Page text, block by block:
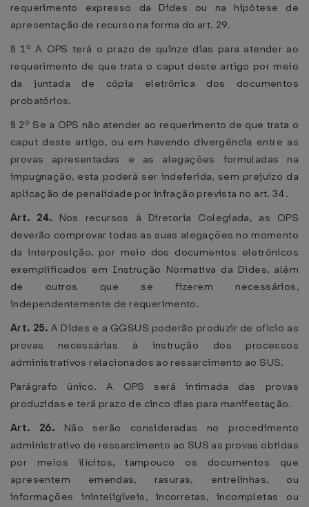
requerimento expresso da Dides ou na hipótese de
apresentação de recurso na forma do art. 29.
§ 1º A OPS terá o prazo de quinze dias para atender ao
requerimento de que trata o caput deste artigo por meio
da juntada de cópia eletrônica dos documentos
probatórios.
§ 2º Se a OPS não atender ao requerimento de que trata o
caput deste artigo, ou em havendo divergência entre as
provas apresentadas e as alegações formuladas na
impugnação, esta poderá ser indeferida, sem prejuízo da
aplicação de penalidade por infração prevista no art. 34.
Art. 24. Nos recursos à Diretoria Colegiada, as OPS
deverão comprovar todas as suas alegações no momento
da interposição, por meio dos documentos eletrônicos
exemplificados em Instrução Normativa da Dides, além
de outros que se fizerem necessários,
independentemente de requerimento.
Art. 25. A Dides e a GGSUS poderão produzir de ofício as
provas necessárias à instrução dos processos
administrativos relacionados ao ressarcimento ao SUS.
Parágrafo único. A OPS será intimada das provas
produzidas e terá prazo de cinco dias para manifestação.
Art. 26. Não serão consideradas no procedimento
administrativo de ressarcimento ao SUS as provas obtidas
por meios ilícitos, tampouco os documentos que
apresentem emendas, rasuras, entrelinhas, ou
informações ininteligíveis, incorretas, incompletas ou